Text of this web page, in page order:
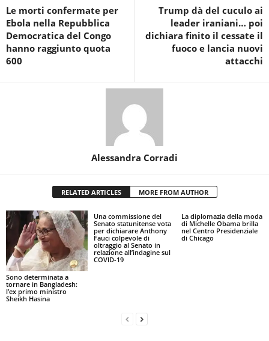
Le morti confermate per
Ebola nella Repubblica
Democratica del Congo
hanno raggiunto quota
600
Trump dà del cuculo ai
leader iraniani… poi
dichiara finito il cessate il
fuoco e lancia nuovi
attacchi
Alessandra Corradi
RELATED ARTICLES MORE FROM AUTHOR
Sono determinata a
tornare in Bangladesh:
l’ex primo ministro
Sheikh Hasina
Una commissione del
Senato statunitense vota
per dichiarare Anthony
Fauci colpevole di
oltraggio al Senato in
relazione all’indagine sul
COVID-19
La diplomazia della moda
di Michelle Obama brilla
nel Centro Presidenziale
di Chicago